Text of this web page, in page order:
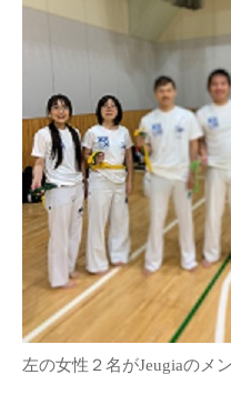
左の女性２名がJeugiaのメ